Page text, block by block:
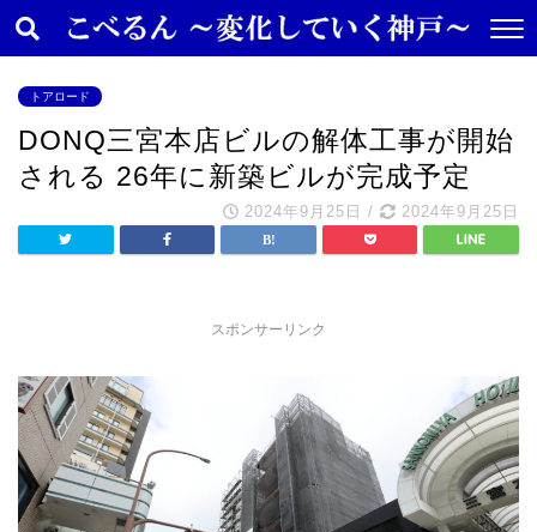
トアロード
DONQ三宮本店ビルの解体工事が開始
される 26年に新築ビルが完成予定
2024年9月25日 / 2024年9月25日
スポンサーリンク